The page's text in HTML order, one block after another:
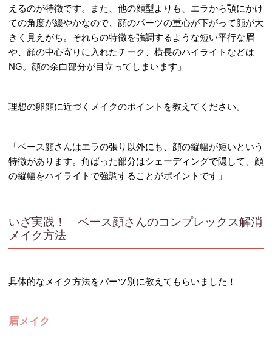
えるのが特徴です。また、他の顔型よりも、エラから顎にかけ
ての角度が緩やかなので、顔のパーツの重心が下がって顔が大
きく見えがち。それらの特徴を強調するような短い平行な眉
や、顔の中心寄りに入れたチーク、横長のハイライトなどは
NG。顔の余白部分が目立ってしまいます」
理想の卵顔に近づくメイクのポイントを教えてください。
「ベース顔さんはエラの張り以外にも、顔の縦幅が短いという
特徴があります。角ばった部分はシェーディングで隠して、顔
の縦幅をハイライトで強調することがポイントです」
いざ実践！ ベース顔さんのコンプレックス解消
メイク方法
具体的なメイク方法をパーツ別に教えてもらいました！
眉メイク